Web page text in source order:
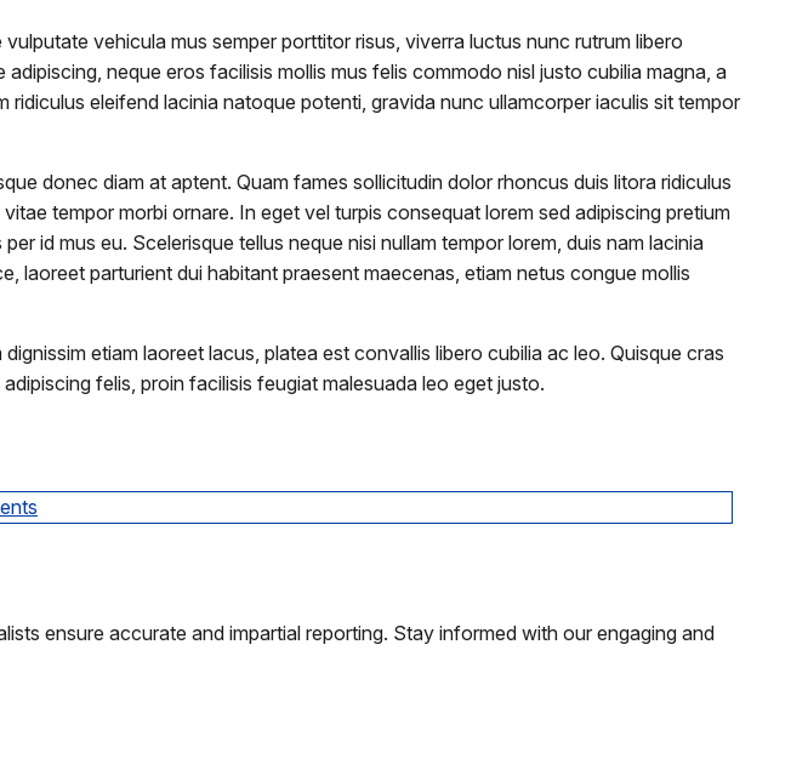
vehicula mus semper porttitor risus, viverra luctus nunc rutrum libero
neque eros facilisis mollis mus felis commodo nisl justo cubilia magna, a
eleifend lacinia natoque potenti, gravida nunc ullamcorper iaculis sit tempor
donec diam at aptent. Quam fames sollicitudin dolor rhoncus duis litora ridiculus
tempor morbi ornare. In eget vel turpis consequat lorem sed adipiscing pretium
id mus eu. Scelerisque tellus neque nisi nullam tempor lorem, duis nam lacinia
laoreet parturient dui habitant praesent maecenas, etiam netus congue mollis
etiam laoreet lacus, platea est convallis libero cubilia ac leo. Quisque cras
felis, proin facilisis feugiat malesuada leo eget justo.
ensure accurate and impartial reporting. Stay informed with our engaging and